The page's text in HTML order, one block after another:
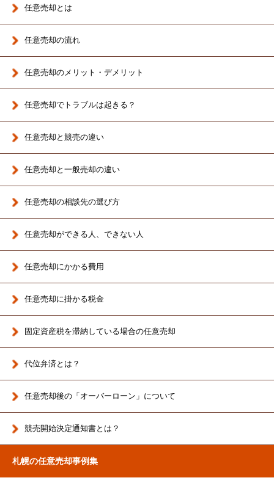
任意売却とは
任意売却の流れ
任意売却のメリット・デメリット
任意売却でトラブルは起きる？
任意売却と競売の違い
任意売却と一般売却の違い
任意売却の相談先の選び方
任意売却ができる人、できない人
任意売却にかかる費用
任意売却に掛かる税金
固定資産税を滞納している場合の任意売却
代位弁済とは？
任意売却後の「オーバーローン」について
競売開始決定通知書とは？
札幌の任意売却事例集